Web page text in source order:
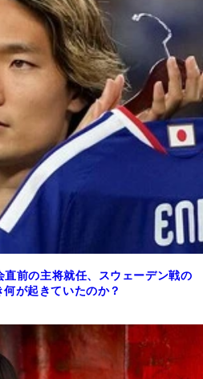
直前の主将就任、スウェーデン戦の
が起きていたのか？